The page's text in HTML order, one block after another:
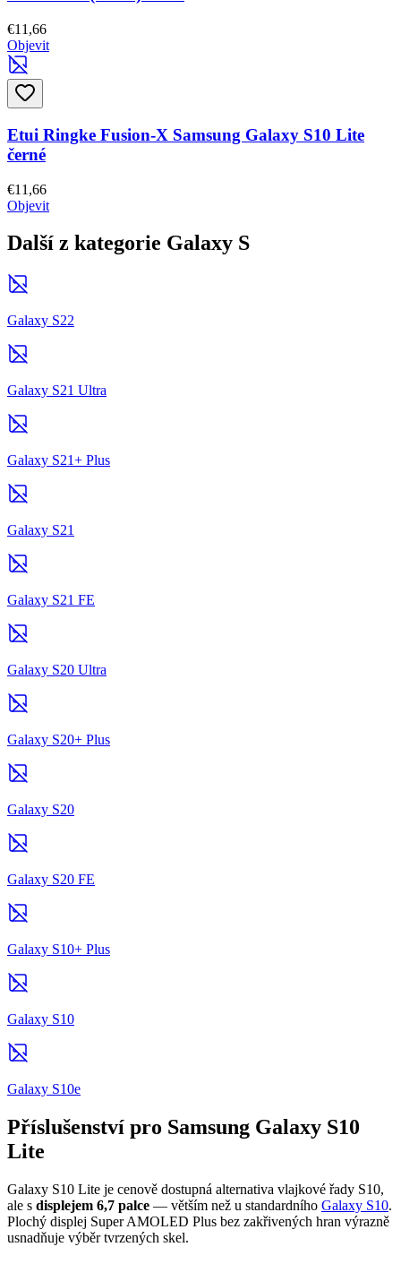
€11,66
Objevit
Etui Ringke Fusion-X Samsung Galaxy S10 Lite
černé
€11,66
Objevit
Další z kategorie Galaxy S
Galaxy S22
Galaxy S21 Ultra
Galaxy S21+ Plus
Galaxy S21
Galaxy S21 FE
Galaxy S20 Ultra
Galaxy S20+ Plus
Galaxy S20
Galaxy S20 FE
Galaxy S10+ Plus
Galaxy S10
Galaxy S10e
Příslušenství pro Samsung Galaxy S10
Lite
Galaxy S10 Lite je cenově dostupná alternativa vlajkové řady S10,
ale s displejem 6,7 palce — větším než u standardního Galaxy S10.
Plochý displej Super AMOLED Plus bez zakřivených hran výrazně
usnadňuje výběr tvrzených skel.